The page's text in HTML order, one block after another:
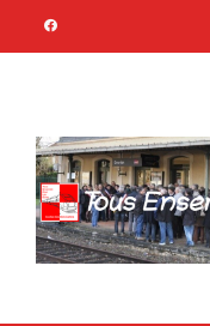
Association Citoyenne